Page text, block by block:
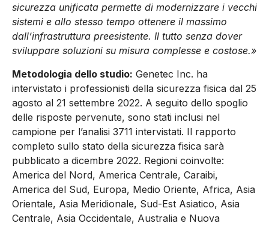
sicurezza unificata permette di modernizzare i vecchi
sistemi e allo stesso tempo ottenere il massimo
dall’infrastruttura preesistente. Il tutto senza dover
sviluppare soluzioni su misura complesse e costose.»
Metodologia dello studio: Genetec Inc. ha
intervistato i professionisti della sicurezza fisica dal 25
agosto al 21 settembre 2022. A seguito dello spoglio
delle risposte pervenute, sono stati inclusi nel
campione per l’analisi 3711 intervistati. Il rapporto
completo sullo stato della sicurezza fisica sarà
pubblicato a dicembre 2022. Regioni coinvolte:
America del Nord, America Centrale, Caraibi,
America del Sud, Europa, Medio Oriente, Africa, Asia
Orientale, Asia Meridionale, Sud-Est Asiatico, Asia
Centrale, Asia Occidentale, Australia e Nuova